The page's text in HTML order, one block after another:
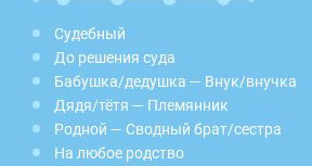
Судебный
До решения суда
Бабушка/дедушка — Внук/внучка
Дядя/тётя — Племянник
Родной — Сводный брат/сестра
На любое родство